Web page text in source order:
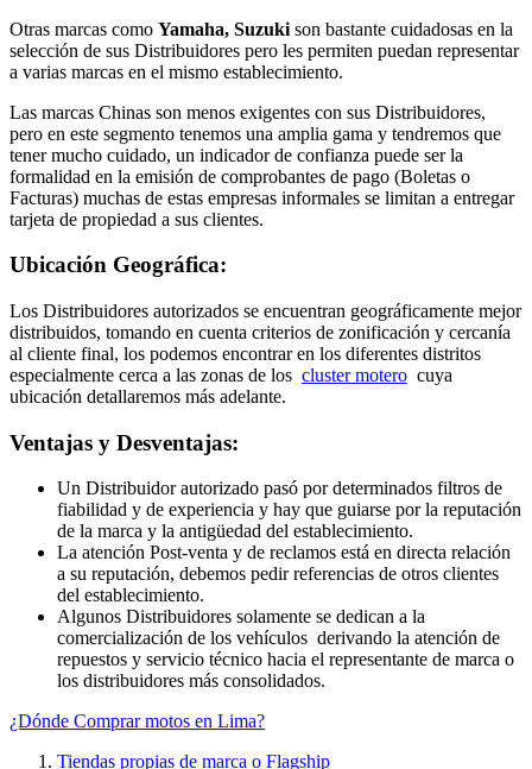
Otras marcas como Yamaha, Suzuki son bastante cuidadosas en la
selección de sus Distribuidores pero les permiten puedan representar
a varias marcas en el mismo establecimiento.
Las marcas Chinas son menos exigentes con sus Distribuidores,
pero en este segmento tenemos una amplia gama y tendremos que
tener mucho cuidado, un indicador de confianza puede ser la
formalidad en la emisión de comprobantes de pago (Boletas o
Facturas) muchas de estas empresas informales se limitan a entregar
tarjeta de propiedad a sus clientes.
Ubicación Geográfica:
Los Distribuidores autorizados se encuentran geográficamente mejor
distribuidos, tomando en cuenta criterios de zonificación y cercanía
al cliente final, los podemos encontrar en los diferentes distritos
especialmente cerca a las zonas de los cluster motero cuya
ubicación detallaremos más adelante.
Ventajas y Desventajas:
Un Distribuidor autorizado pasó por determinados filtros de
fiabilidad y de experiencia y hay que guiarse por la reputación
de la marca y la antigüedad del establecimiento.
La atención Post-venta y de reclamos está en directa relación
a su reputación, debemos pedir referencias de otros clientes
del establecimiento.
Algunos Distribuidores solamente se dedican a la
comercialización de los vehículos derivando la atención de
repuestos y servicio técnico hacia el representante de marca o
los distribuidores más consolidados.
¿Dónde Comprar motos en Lima?
Tiendas propias de marca o Flagship